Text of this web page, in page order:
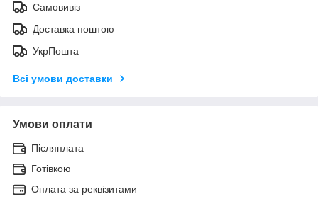
Самовивіз
Доставка поштою
УкрПошта
Всі умови доставки
Умови оплати
Післяплата
Готівкою
Оплата за реквізитами